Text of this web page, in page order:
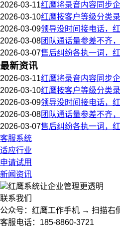
2026-03-11红鹰将录音内容同步
2026-03-10红鹰按客户等级分类
2026-03-09领导没时间接电话，
2026-03-08团队通话量参差不齐
2026-03-07售后纠纷各执一词，
最新资讯
2026-03-11红鹰将录音内容同步
2026-03-10红鹰按客户等级分类
2026-03-09领导没时间接电话，
2026-03-08团队通话量参差不齐
2026-03-07售后纠纷各执一词，
客服系统
适应行业
申请试用
新闻资讯
红鹰系统让企业管理更透明
联系我们
公众号：红鹰工作手机 → 扫描右
客服电话：185-8860-3721